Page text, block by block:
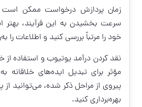
زمان پردازش درخواست ممکن است
سرعت بخشیدن به این فرآیند،
خود را مرتباً بررسی کنید و اطلاعات را
نقد کردن درآمد یوتیوب و استفاده
مؤثر برای تبدیل ایده‌های خلاقانه
پیروی از مراحل ذکر شده، می‌توانید
بهره‌برداری کنید.